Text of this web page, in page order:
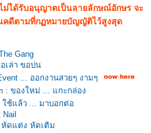
ม่ได้รับอนุญาตเป็นลายลักษณ์อักษร จะ
คดีตามที่กฏหมายบัญญัติไว้สูงสุด
Gang
เล่า ขอบ่น
... ออกงานสวยๆ งามๆ
: ของใหม่ ... แกะกล่อง
ใช้แล้ว ... มาบอกต่อ
หัดแต่ง หัดเติม